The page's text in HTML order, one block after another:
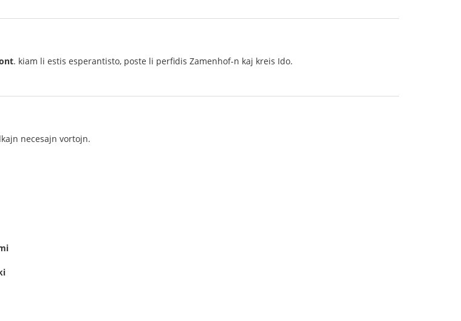
. kiam li estis esperantisto, poste li perfidis Zamenhof-n kaj kreis Ido.
necesajn vortojn.